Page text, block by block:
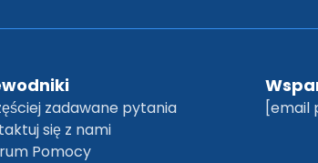
zadawane pytania
się z nami
Pomocy
[email